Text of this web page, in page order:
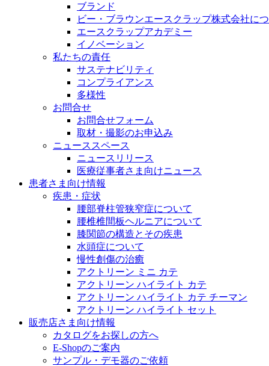
製品ポートフォリオ​
こちらの製品ポートフォリオからも、製品をお探しい
膝関節の構造とその疾患
身体の中で最も大きい関節である膝関節。日常の生活
エースクラップアカデミー
医療に携わるあらゆる方々に、学びと情報共有の場を
ブランド
ビー・ブラウンエースクラップ株式会社に
エースクラップアカデミー
イノベーション
私たちの責任
サステナビリティ
コンプライアンス
多様性
お問合せ
お問合せフォーム
取材・撮影のお申込み
ニューススペース
ニュースリリース
医療従事者さま向けニュース
患者さま向け情報
疾患・症状
腰部脊柱管狭窄症について
腰椎椎間板ヘルニアについて
膝関節の構造とその疾患
水頭症について
慢性創傷の治癒
アクトリーン ミニ カテ
アクトリーン ハイライト カテ
アクトリーン ハイライト カテ チーマン
アクトリーン ハイライト セット
販売店さま向け情報
カタログをお探しの方へ
E-Shopのご案内
サンプル・デモ器のご依頼